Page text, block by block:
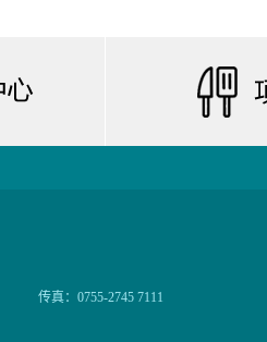
传真：0755-2745 7111